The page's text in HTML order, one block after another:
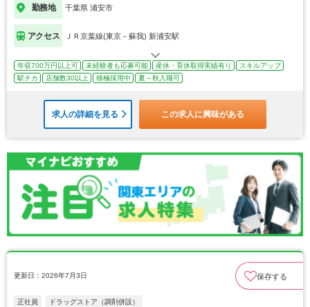
勤務地 千葉県 浦安市
アクセス ＪＲ京葉線(東京－蘇我) 新浦安駅
年収700万円以上可 未経験者も応募可能 産休・育休取得実績有り
スキルアップ
駅チカ
店舗数30以上 積極採用中 夏～秋入職可
求人の詳細を見る この求人に興味がある
更新日：2026年7月3日 保存する
正社員 ドラッグストア（調剤併設）